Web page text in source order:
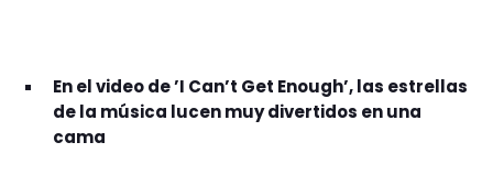
En el video de ’I Can’t Get Enough’, las estrellas
de la música lucen muy divertidos en una
cama